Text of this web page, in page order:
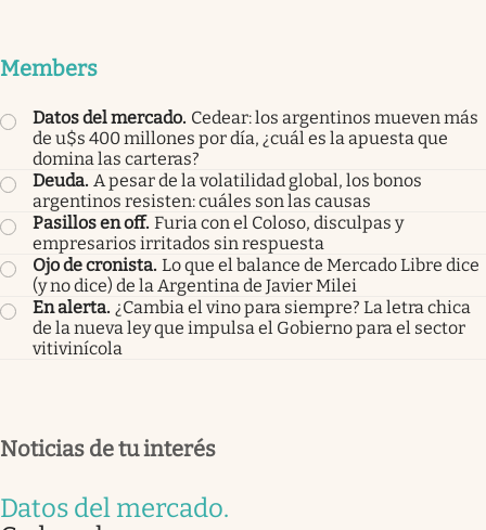
Members
Datos del mercado. Cedear: los argentinos mueven más
de u$s 400 millones por día, ¿cuál es la apuesta que
domina las carteras?
Deuda. A pesar de la volatilidad global, los bonos
argentinos resisten: cuáles son las causas
Pasillos en off. Furia con el Coloso, disculpas y
empresarios irritados sin respuesta
Ojo de cronista. Lo que el balance de Mercado Libre dice
(y no dice) de la Argentina de Javier Milei
En alerta. ¿Cambia el vino para siempre? La letra chica
de la nueva ley que impulsa el Gobierno para el sector
vitivinícola
Noticias de tu interés
Datos del mercado.